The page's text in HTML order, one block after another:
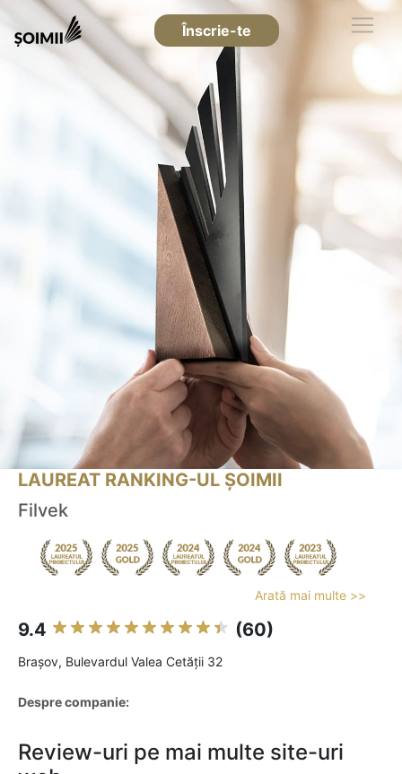
Înscrie-te
LAUREAT RANKING-UL ȘOIMII
Filvek
Arată mai multe >>
9.4 (60)
Braşov, Bulevardul Valea Cetății 32
Despre companie:
Review-uri pe mai multe site-uri